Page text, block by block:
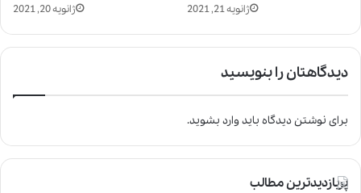
ژانویه 20, 2021 ژانویه 21, 2021
دیدگاهتان را بنویسید
برای نوشتن دیدگاه بایدوارد بشوید.
پربازدیدترین مطالب